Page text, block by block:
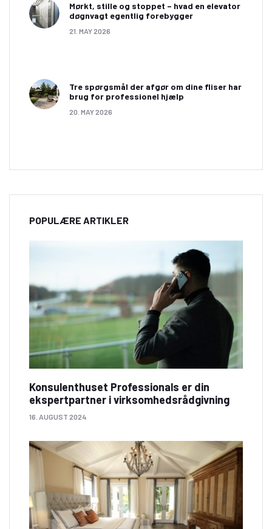
Mørkt, stille og stoppet – hvad en elevator
døgnvagt egentlig forebygger
21. MAY 2026
Tre spørgsmål der afgør om dine fliser har
brug for professionel hjælp
20. MAY 2026
POPULÆRE ARTIKLER
Konsulenthuset Professionals er din
ekspertpartner i virksomhedsrådgivning
16. AUGUST 2024